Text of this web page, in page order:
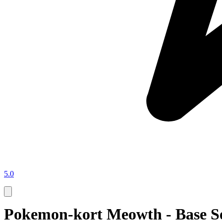
5.0
Pokemon-kort Meowth - Base